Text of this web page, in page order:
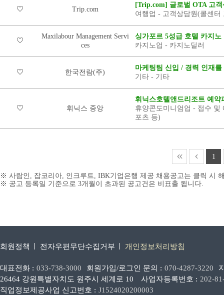
Trip.com
[Trip.com] 글로벌 OTA 고
여행업 - 고객상담원(콜센터
Maxilabour Management Servi
ces
싱가포르 5성급 호텔 카지노
카지노업 - 카지노딜러
한국전람(주)
마케팅팀 신입 / 경력 인재를
기타 - 기타
휘닉스 중앙
휘닉스호텔앤드리조트 예약
휴양콘도미니엄업 - 접수 및
포츠 등)
1
※ 사람인, 잡코리아, 인크루트, IBK기업은행 제공 채용공고는 클릭 시
※ 공고 등록일 기준으로 3개월이 초과된 공고건은 비표출 됩니다.
회원정책 전자우편무단수집거부 개인정보처리방침
대표전화 : 033-738-3000 회원가입/로그인 문의 : 070-4287-3220
26464 강원특별자치도 원주시 세계로 10
사업자등록번호 : 202-
직업정보제공사업 신고번호 : J1524020200003